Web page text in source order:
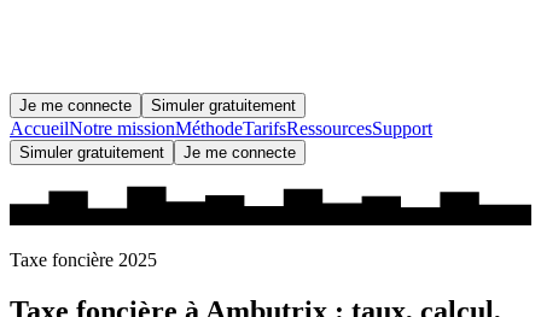
Je me connecte Simuler gratuitement
AccueilNotre missionMéthodeTarifsRessourcesSupport
Simuler gratuitement Je me connecte
Taxe foncière 2025